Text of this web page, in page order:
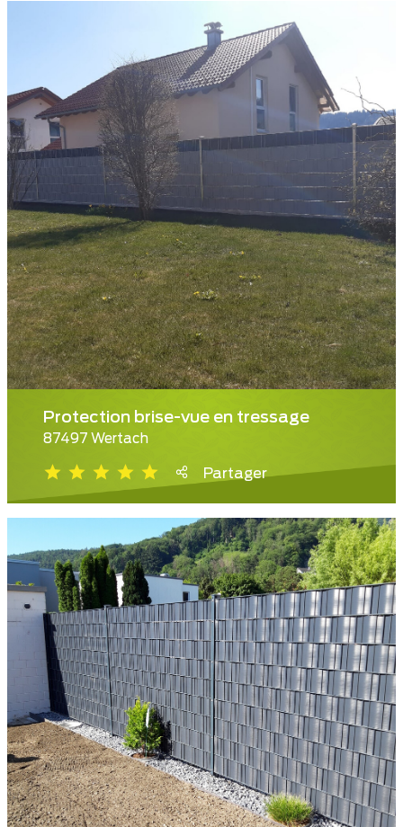
Protection brise-vue en tressage
87497 Wertach
Partager